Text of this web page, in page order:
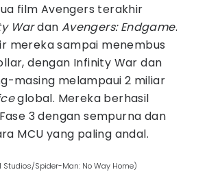
film Avengers terakhir
Wardan Avengers: Endgame.
mereka sampai menembus
dengan Infinity War dan
masing melampaui 2 miliar
global. Mereka berhasil
3 dengan sempurna dan
MCU yang paling andal.
Spider-Man: No Way Home)